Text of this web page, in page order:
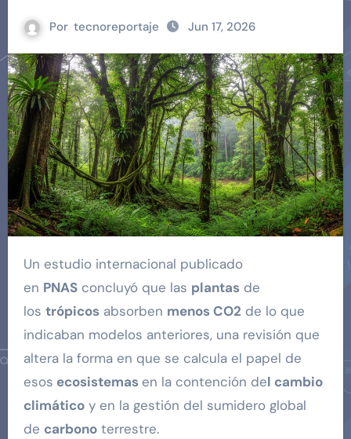
Por tecnoreportaje Jun 17, 2026
Un estudio internacional publicado
en PNASconcluyó que las plantasde
los trópicosabsorben menos CO2de lo que
indicaban modelos anteriores, una revisión que
altera la forma en que se calcula el papel de
esos ecosistemas en la contención del cambio
climáticoy en la gestión del sumidero global
de carbonoterrestre.